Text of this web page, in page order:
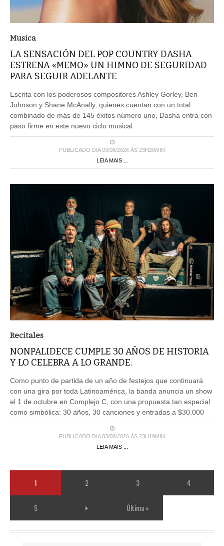
Musica
LA SENSACIÓN DEL POP COUNTRY DASHA
ESTRENA «MEMO» UN HIMNO DE SEGURIDAD
PARA SEGUIR ADELANTE
Escrita con los poderosos compositores Ashley Gorley, Ben
Johnson y Shane McAnally, quienes cuentan con un total
combinado de más de 145 éxitos número uno, Dasha entra con
paso firme en este nuevo ciclo musical.
PUBLICADO DIA 03/08/2026 ÀS 23H26MIN
LEIA MAIS ...
Recitales
NONPALIDECE CUMPLE 30 AÑOS DE HISTORIA
Y LO CELEBRA A LO GRANDE.
Como punto de partida de un año de festejos que continuará
con una gira por toda Latinoamérica, la banda anuncia un show
el 1 de octubre en Complejo C, con una propuesta tan especial
como simbólica: 30 años, 30 canciones y entradas a $30.000
PUBLICADO DIA 03/08/2026 ÀS 23H19MIN
LEIA MAIS ...
1 2 3 4
5 Última »